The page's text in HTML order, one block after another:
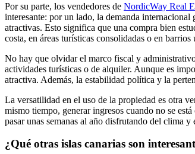
Por su parte, los vendedores de NordicWay Real
interesante: por un lado, la demanda
atractivas. Esto significa que una compra bien
costa, en áreas turísticas consolidadas o en
No hay que olvidar el marco fiscal y
actividades turísticas o de alquiler. Aunque es
atractiva. Además, la estabilidad política y la
La versatilidad en el uso de la propiedad es otra
mismo tiempo, generar ingresos cuando no se
pasar unas semanas al año disfrutando del clima
¿Qué otras islas canarias son